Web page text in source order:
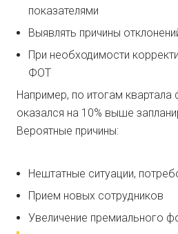
показателями
Выявлять причины
При необходимости
ФОТ
Например, по итогам
оказался на 10% выше
Вероятные причины:
Нештатные ситуации,
Прием новых сотрудников
Увеличение премиального